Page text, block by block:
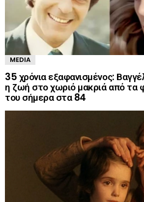
MEDIA
35 χρόνια εξαφανισμένος:
η ζωή στο χωριό μακριά από τα
του σήμερα στα 84